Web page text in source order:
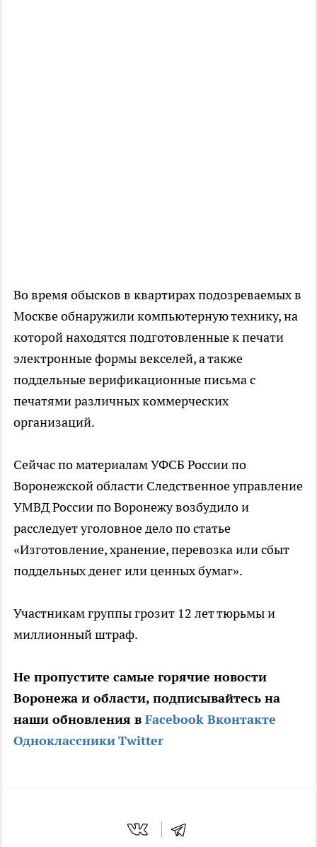
Во время обысков в квартирах подозреваемых в
Москве обнаружили компьютерную технику, на
которой находятся подготовленные к печати
электронные формы векселей, а также
поддельные верификационные письма с
печатями различных коммерческих
организаций.
Сейчас по материалам УФСБ России по
Воронежской области Следственное управление
УМВД России по Воронежу возбудило и
расследует уголовное дело по статье
«Изготовление, хранение, перевозка или сбыт
поддельных денег или ценных бумаг».
Участникам группы грозит 12 лет тюрьмы и
миллионный штраф.
Не пропустите самые горячие новости
Воронежа и области, подписывайтесь на
наши обновления в Facebook Вконтакте
ОдноклассникиTwitter